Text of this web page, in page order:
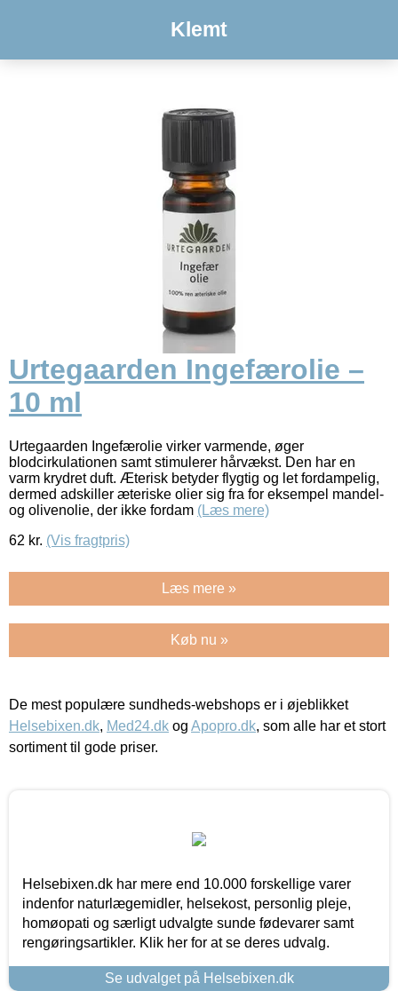
Klemt
Urtegaarden Ingefærolie –
10 ml
Urtegaarden Ingefærolie virker varmende, øger
blodcirkulationen samt stimulerer hårvækst. Den har en
varm krydret duft. Æterisk betyder flygtig og let fordampelig,
dermed adskiller æteriske olier sig fra for eksempel mandel-
og olivenolie, der ikke fordam (Læs mere)
62 kr. (Vis fragtpris)
Læs mere »
Køb nu »
De mest populære sundheds-webshops er i øjeblikket
Helsebixen.dk, Med24.dk og Apopro.dk, som alle har et stort
sortiment til gode priser.
Helsebixen.dk har mere end 10.000 forskellige varer
indenfor naturlægemidler, helsekost, personlig pleje,
homøopati og særligt udvalgte sunde fødevarer samt
rengøringsartikler. Klik her for at se deres udvalg.
Se udvalget på Helsebixen.dk